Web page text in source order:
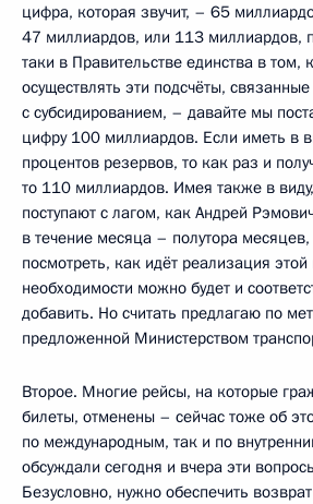
цифра, которая звучит, – 65
47 миллиардов, или 113 миллиардов,
таки в Правительстве единства в том,
осуществлять эти подсчёты, связанные
с субсидированием, – давайте мы
цифру 100 миллиардов. Если иметь в
процентов резервов, то как раз и
то 110 миллиардов. Имея также в виду,
поступают с лагом, как Андрей
в течение месяца – полутора
посмотреть, как идёт реализация
необходимости можно будет и
добавить. Но считать предлагаю по
предложенной Министерством
Второе. Многие рейсы, на которые
билеты, отменены – сейчас тоже об
по международным, так и по
обсуждали сегодня и вчера эти
Безусловно, нужно обеспечить